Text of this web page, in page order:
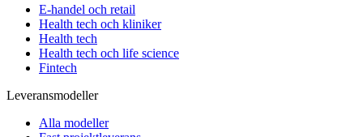
E-handel och retail
Health tech och kliniker
Health tech
Health tech och life science
Fintech
Leveransmodeller
Alla modeller